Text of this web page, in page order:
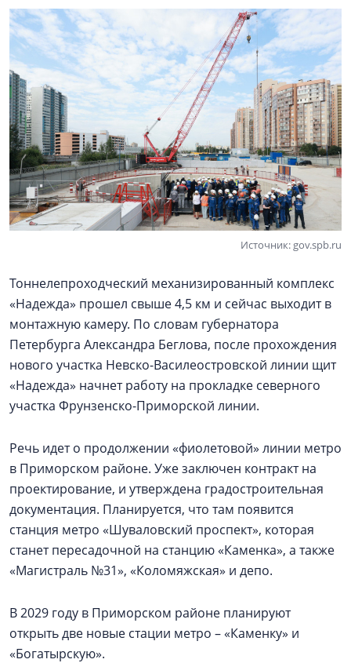
Источник: gov.spb.ru
Тоннелепроходческий механизированный комплекс
«Надежда» прошел свыше 4,5 км и сейчас выходит в
монтажную камеру. По словам губернатора
Петербурга Александра Беглова, после прохождения
нового участка Невско-Василеостровской линии щит
«Надежда» начнет работу на прокладке северного
участка Фрунзенско-Приморской линии.
Речь идет о продолжении «фиолетовой» линии метро
в Приморском районе. Уже заключен контракт на
проектирование, и утверждена градостроительная
документация. Планируется, что там появится
станция метро «Шуваловский проспект», которая
станет пересадочной на станцию «Каменка», а также
«Магистраль №31», «Коломяжская» и депо.
В 2029 году в Приморском районе планируют
открыть две новые стации метро – «Каменку» и
«Богатырскую».